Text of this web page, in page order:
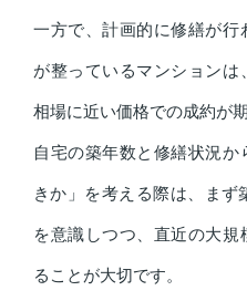
一方で、計画的に修繕が
が整っているマンション
相場に近い価格での成約が
自宅の築年数と修繕状況
きか」を考える際は、まず
を意識しつつ、直近の大
ることが大切です。